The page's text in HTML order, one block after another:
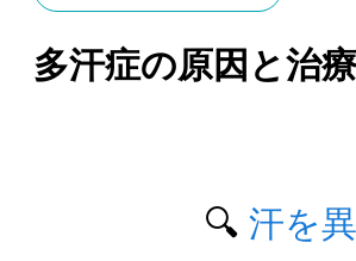
多汗症の原因と治
🔍 汗を